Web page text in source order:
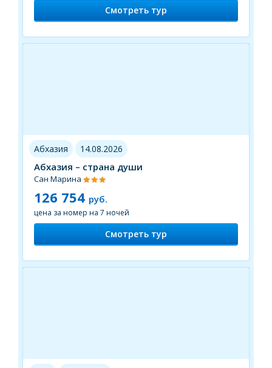
Смотреть тур
Абхазия 14.08.2026
Абхазия – страна души
Сан Марина
126 754 руб.
цена за номер на 7 ночей
Смотреть тур